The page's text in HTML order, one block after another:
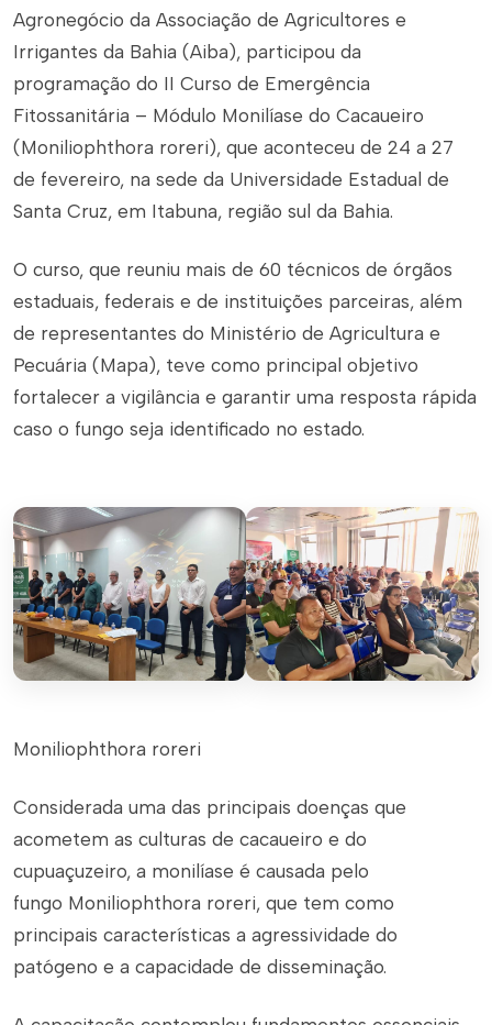
Agronegócio da Associação de Agricultores e
Irrigantes da Bahia (Aiba), participou da
programação do II Curso de Emergência
Fitossanitária – Módulo Monilíase do Cacaueiro
(Moniliophthora roreri), que aconteceu de 24 a 27
de fevereiro, na sede da Universidade Estadual de
Santa Cruz, em Itabuna, região sul da Bahia.
O curso, que reuniu mais de 60 técnicos de órgãos
estaduais, federais e de instituições parceiras, além
de representantes do Ministério de Agricultura e
Pecuária (Mapa), teve como principal objetivo
fortalecer a vigilância e garantir uma resposta rápida
caso o fungo seja identificado no estado.
Moniliophthora roreri
Considerada uma das principais doenças que
acometem as culturas de cacaueiro e do
cupuaçuzeiro, a monilíase é causada pelo
fungo Moniliophthora roreri, que tem como
principais características a agressividade do
patógeno e a capacidade de disseminação.